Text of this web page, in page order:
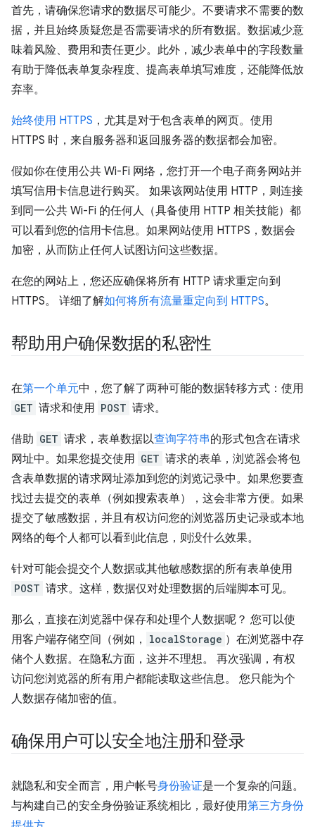
首先，请确保您请求的数据尽可能少。不要请求不需要的数
据，并且始终质疑您是否需要请求的所有数据。数据减少意
味着风险、费用和责任更少。此外，减少表单中的字段数量
有助于降低表单复杂程度、提高表单填写难度，还能降低放
弃率。
始终使用 HTTPS ，尤其是对于包含表单的网页。使用
HTTPS 时，来自服务器和返回服务器的数据都会加密。
假如你在使用公共 Wi-Fi 网络，您打开一个电子商务网站并
填写信用卡信息进行购买。 如果该网站使用 HTTP，则连接
到同一公共 Wi-Fi 的任何人（具备使用 HTTP 相关技能）都
可以看到您的信用卡信息。如果网站使用 HTTPS，数据会
加密，从而防止任何人试图访问这些数据。
在您的网站上，您还应确保将所有 HTTP 请求重定向到
HTTPS。 详细了解如何将所有流量重定向到 HTTPS。
帮助用户确保数据的私密性
在第一个单元中，您了解了两种可能的数据转移方式：使用
GET 请求和使用 POST 请求。
借助 GET 请求，表单数据以查询字符串的形式包含在请求
网址中。如果您提交使用 GET 请求的表单，浏览器会将包
含表单数据的请求网址添加到您的浏览记录中。如果您要查
找过去提交的表单（例如搜索表单），这会非常方便。如果
提交了敏感数据，并且有权访问您的浏览器历史记录或本地
网络的每个人都可以看到此信息，则没什么效果。
针对可能会提交个人数据或其他敏感数据的所有表单使用
POST 请求。这样，数据仅对处理数据的后端脚本可见。
那么，直接在浏览器中保存和处理个人数据呢？ 您可以使
用客户端存储空间（例如，
localStorage ）在浏览器中存
储个人数据。在隐私方面，这并不理想。 再次强调，有权
访问您浏览器的所有用户都能读取这些信息。 您只能为个
人数据存储加密的值。
确保用户可以安全地注册和登录
就隐私和安全而言，用户帐号身份验证是一个复杂的问题。
与构建自己的安全身份验证系统相比，最好使用第三方身份